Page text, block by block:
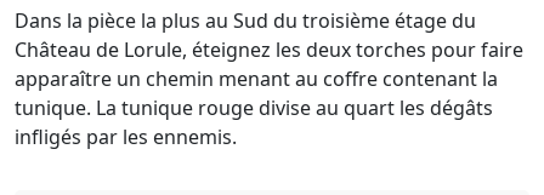
Dans la pièce la plus au Sud du troisième étage du
Château de Lorule, éteignez les deux torches pour faire
apparaître un chemin menant au coffre contenant la
tunique. La tunique rouge divise au quart les dégâts
infligés par les ennemis.